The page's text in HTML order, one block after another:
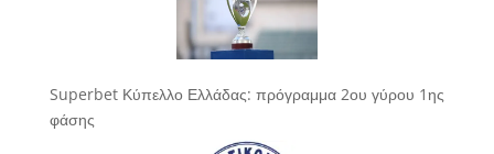
Superbet Κύπελλο Ελλάδας: πρόγραμμα 2ου γύρου 1ης
φάσης